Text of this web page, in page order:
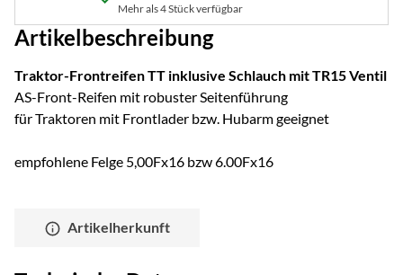
Mehr als 4 Stück verfügbar
Artikelbeschreibung
Traktor-Frontreifen TT inklusive Schlauch mit TR15 Ventil
AS-Front-Reifen mit robuster Seitenführung
für Traktoren mit Frontlader bzw. Hubarm geeignet
empfohlene Felge 5,00Fx16 bzw 6.00Fx16
Artikelherkunft